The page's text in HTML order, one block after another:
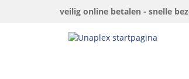
veilig online betalen - snelle